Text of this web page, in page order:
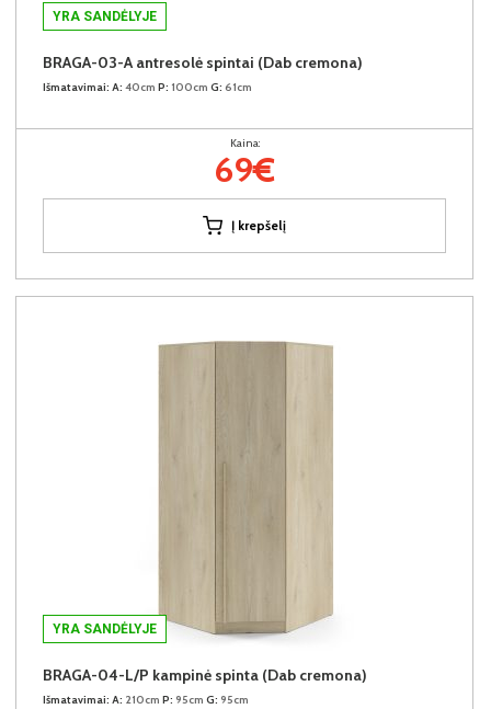
YRA SANDĖLYJE
BRAGA-03-A antresolė spintai (Dab cremona)
Išmatavimai: A: 40cm P: 100cm G: 61cm
Kaina:
69€
Į krepšelį
YRA SANDĖLYJE
BRAGA-04-L/P kampinė spinta (Dab cremona)
Išmatavimai: A: 210cm P: 95cm G: 95cm